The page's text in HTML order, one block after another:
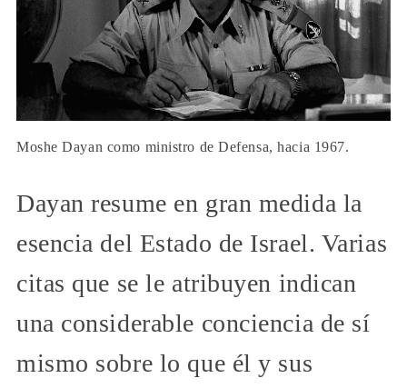
Moshe Dayan como ministro de Defensa, hacia 1967.
Dayan resume en gran medida la
esencia del Estado de Israel. Varias
citas que se le atribuyen indican
una considerable conciencia de sí
mismo sobre lo que él y sus